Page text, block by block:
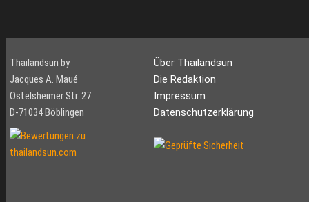
Thailandsun by
Jacques A. Maué
Ostelsheimer Str. 27
D-71034 Böblingen
Über Thailandsun
Die Redaktion
Impressum
Datenschutzerklärung